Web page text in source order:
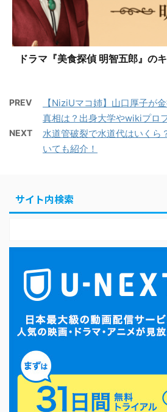
ドラマ『美食探偵 明智五郎』の
PREV
【NiziUマコ姉】山口厚子が
真相は？出身大学やwikiプロ
NEXT
水道管破裂で水道代はいくら
いても紹介！
サイト内検索